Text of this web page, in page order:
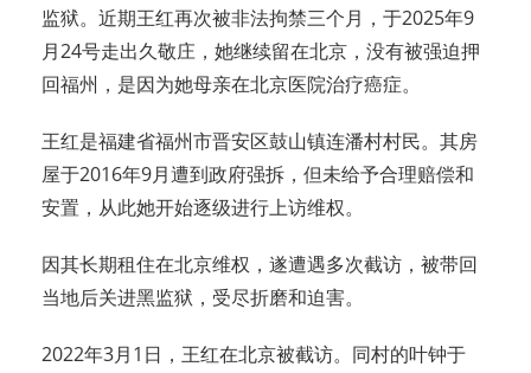
监狱。近期王红再次被非法拘禁三个月，于2025年9
月24号走出久敬庄，她继续留在北京，没有被强迫押
回福州，是因为她母亲在北京医院治疗癌症。
王红是福建省福州市晋安区鼓山镇连潘村村民。其房
屋于2016年9月遭到政府强拆，但未给予合理赔偿和
安置，从此她开始逐级进行上访维权。
因其长期租住在北京维权，遂遭遇多次截访，被带回
当地后关进黑监狱，受尽折磨和迫害。
2022年3月1日，王红在北京被截访。同村的叶钟于